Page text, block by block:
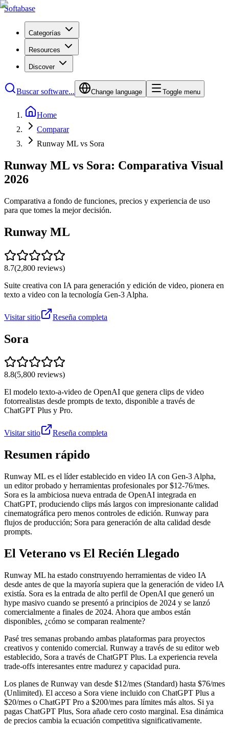
Softabase
Categorías
Resources
Discover
Buscar software... Change language Toggle menu
Home
Comparar
Runway ML vs Sora
Runway ML vs Sora: Comparativa Visual
2026
Comparativa a fondo de funciones, precios y experiencia de uso
para que tomes la mejor decisión.
Runway ML
8.7(2,800 reviews)
Suite creativa con IA para generación y edición de video, pionera en
texto a video con la tecnología Gen-3 Alpha.
Visitar sitio Reseña completa
Sora
8.8(5,800 reviews)
El modelo texto-a-video de OpenAI que genera clips de video
fotorrealistas desde prompts de texto, disponible a través de
ChatGPT Plus y Pro.
Visitar sitio Reseña completa
Resumen rápido
Runway ML es el líder establecido en video IA con Gen-3 Alpha,
un editor probado y herramientas profesionales por $12-76/mes.
Sora es la ambiciosa nueva entrada de OpenAI integrada en
ChatGPT, produciendo clips más largos con impresionante calidad
cinematográfica pero menos controles de edición. Runway para
flujos de producción; Sora para generación de alta calidad desde
prompts.
El Veterano vs El Recién Llegado
Runway ML ha estado construyendo herramientas de video IA
desde antes de que la mayoría supiera que la generación de video IA
existía. Sora es la entrada de alto perfil de OpenAI que generó un
hype masivo cuando se presentó a principios de 2024 y se lanzó
comercialmente a finales de 2024. Ahora que ambos están
disponibles, ¿cómo se comparan realmente?
Pasé tres semanas probando ambas plataformas para proyectos
creativos y contenido comercial. Runway a través de su editor web
establecido, Sora a través de ChatGPT Plus. La experiencia revela
trade-offs interesantes entre madurez y capacidad pura.
Los planes de Runway van desde $12/mes (Standard) hasta $76/mes
(Unlimited). El acceso a Sora viene incluido con ChatGPT Plus a
$20/mes o ChatGPT Pro a $200/mes para límites más altos. Si ya
pagas ChatGPT Plus, Sora añade cero costo marginal. Esa dinámica
de precios cambia la ecuación competitiva significativamente.